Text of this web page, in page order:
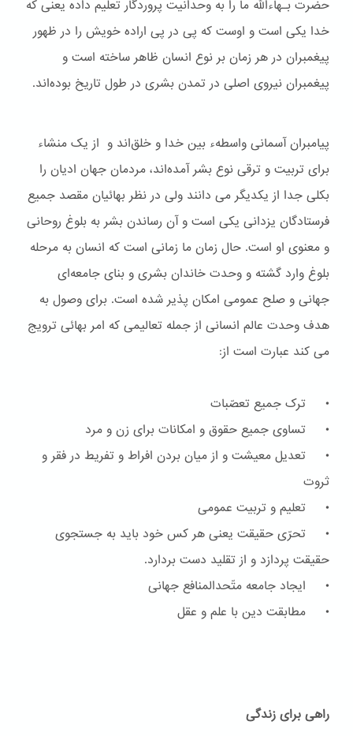
حضرت بـهاءالله ما را به وحدانیت پروردگار تعلیم داده یعنی که
خدا یکی است و اوست که پی در پی اراده خویش را در ظهور
پیغمبران در هر زمان بر نوع انسان ظاهر ساخته است و
پیغمبران نیروی اصلی در تمدن بشری در طول تاریخ بوده‌اند.
پیامبران آسمانی واسطهء بین خدا و خلق‌اند و از یک منشاء
برای تربیت و ترقی نوع بشر آمده‌اند، مردمان جهان ادیان را
بکلی جدا از یکدیگر می دانند ولی در نظر بهائیان مقصد جمیع
فرستادگان یزدانی یکی است و آن رساندن بشر به بلوغ روحانی
و معنوی او است. حال زمان ما زمانی است که انسان به مرحله
بلوغ وارد گشته و وحدت خاندان بشری و بنای جامعه‌ای
جهانی و صلح عمومی امکان پذیر شده است. برای وصول به
هدف وحدت عالم انسانی از جمله تعالیمی که امر بهائی ترویج
می کند عبارت است از:
• ترک جمیع تعصّبات
• تساوی جمیع حقوق و امکانات برای زن و مرد
• تعدیل معیشت و از میان بردن افراط و تفریط در فقر و
ثروت
• تعلیم و تربیت عمومی
• تحرّی حقیقت یعنی هر کس خود باید به جستجوی
حقیقت پردازد و از تقلید دست بردارد.
• ایجاد جامعه متّحدالمنافع جهانی
• مطابقت دین با علم و عقل
راهی برای زندگی